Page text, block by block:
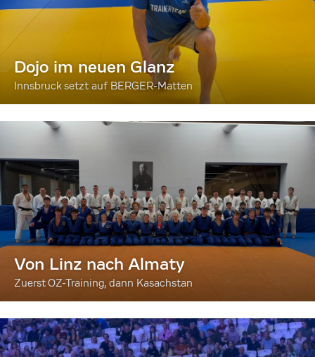
Dojo im neuen Glanz
Innsbruck setzt auf BERGER-Matten
Von Linz nach Almaty
Zuerst OZ-Training, dann Kasachstan